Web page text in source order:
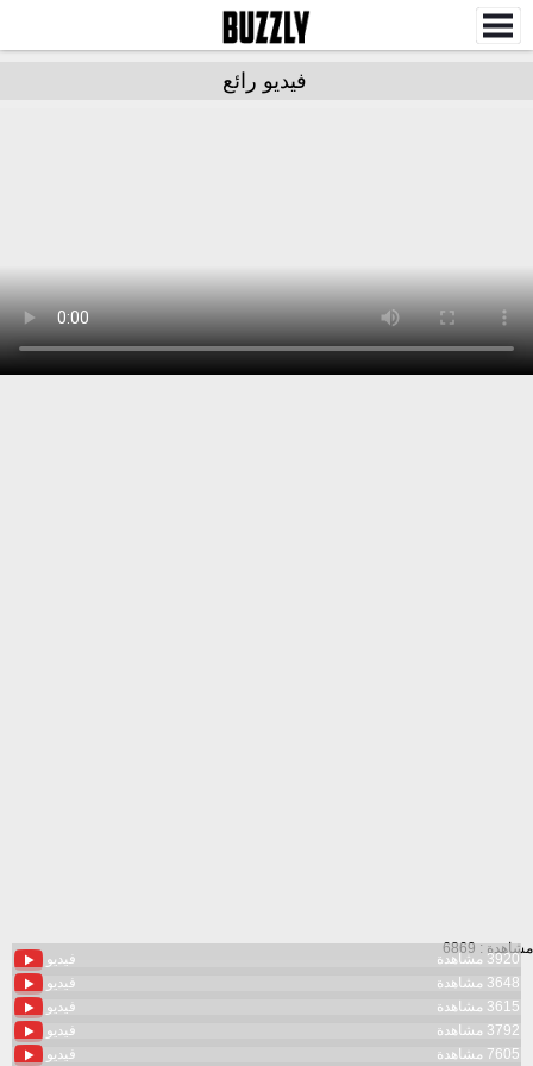
فيديو رائع
مشاهدة : 6869
فيديو
3920 مشاهدة
فيديو
3648 مشاهدة
فيديو
3615 مشاهدة
فيديو
3792 مشاهدة
فيديو
7605 مشاهدة